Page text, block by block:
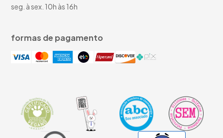
seg. à sex. 10h às 16h
formas de pagamento